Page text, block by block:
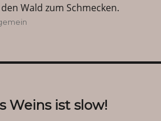
Wald zum Schmecken.
Weins ist slow!